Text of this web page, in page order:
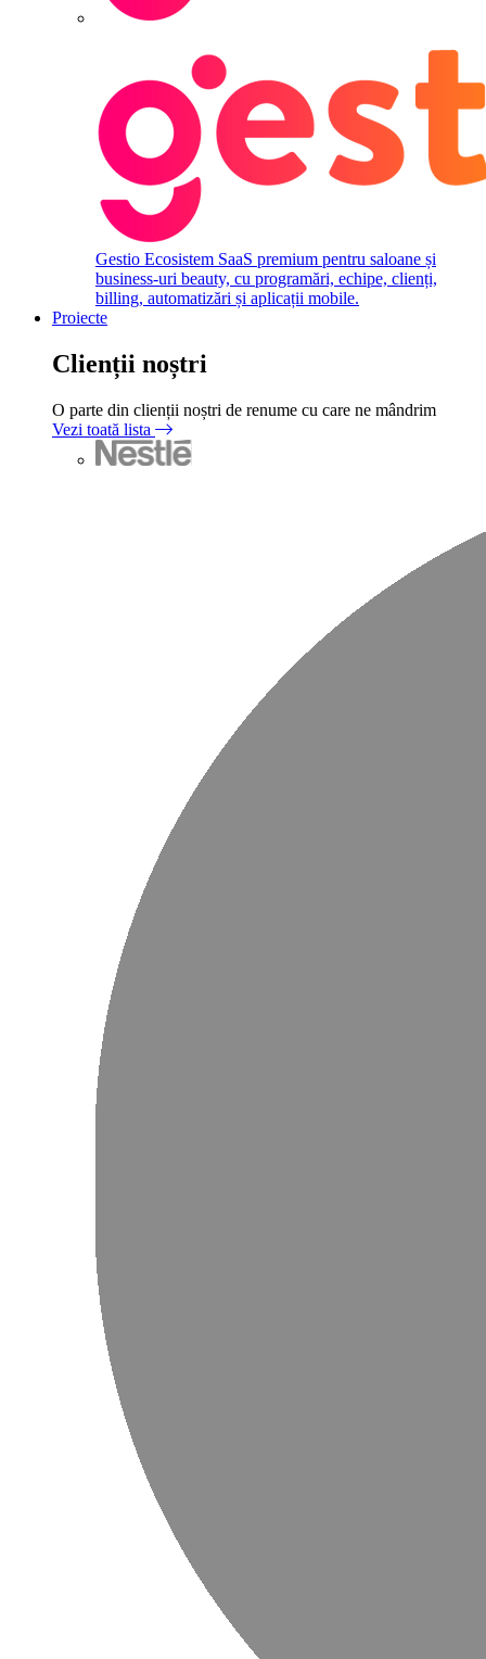
Gestio Ecosistem SaaS premium pentru saloane și
business-uri beauty, cu programări, echipe, clienți,
billing, automatizări și aplicații mobile.
Proiecte
Clienții noștri
O parte din clienții noștri de renume cu care ne mândrim
Vezi toată lista